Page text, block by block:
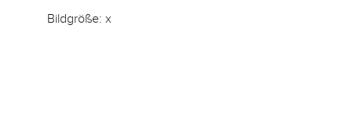
Bildgröße: x